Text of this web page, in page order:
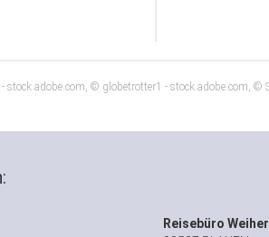
stock.adobe.com, © globetrotter1 - stock.adobe.com,
Reisebüro